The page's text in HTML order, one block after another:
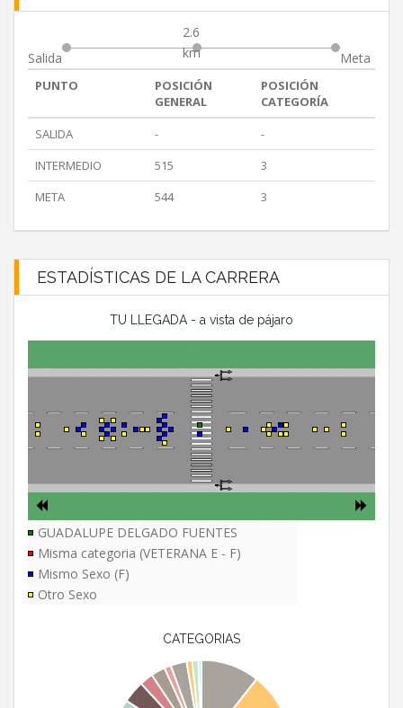
Salida
2.6
km
Meta
PUNTO
POSICIÓN
GENERAL
POSICIÓN
CATEGORÍA
SALIDA
-
-
INTERMEDIO
515
3
META
544 3
ESTADÍSTICAS DE LA CARRERA
TU LLEGADA - a vista de pájaro
GUADALUPE DELGADO FUENTES
Misma categoria (VETERANA E - F)
Mismo Sexo (F)
Otro Sexo
CATEGORIAS